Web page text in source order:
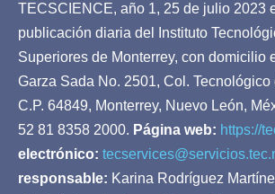
TECSCIENCE, año 1, 25 de julio 2023
publicación diaria del Instituto
Superiores de Monterrey, con domicilio
Garza Sada No. 2501, Col. Tecnológico
C.P. 64849, Monterrey, Nuevo León,
52 81 8358 2000. Página web: https://
electrónico:
responsable: Karina Rodríguez